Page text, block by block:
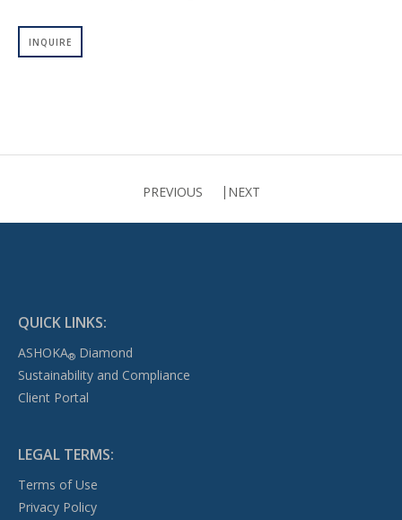
DIAMANTES FANTASÍA
PULSERAS
INQUIRE
PREVIOUS NEXT
QUICK LINKS:
ASHOKA®Diamond
Sustainability and Compliance
Client Portal
LEGAL TERMS:
Terms of Use
Privacy Policy